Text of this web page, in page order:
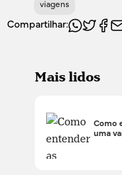
viagens
Compartilhar:
Mais lidos
Como
uma